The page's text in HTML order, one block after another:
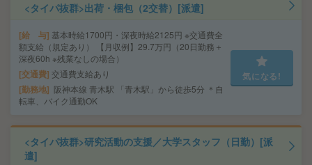
<タイパ抜群>出荷・梱包（2交替）[派遣]
給 与 基本時給1700円・深夜時給2125円 ※交通費全
額支給（規定あり） 【月収例】29.7万円（20日勤務＋
深夜60h ※残業なしの場合）
交通費 交通費支給あり
勤務地
阪神本線 青木駅 「青木駅」から徒歩5分 ＊自
転車、バイク通勤OK
気になる!
<タイパ抜群>研究活動の支援／大学スタッフ（日勤）[派
遣]